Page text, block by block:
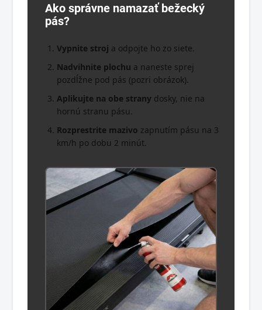
Ako správne namazať bežecký
pás?
Vypnite stroj a odpojte ho zo siete.
Nadvihnite plochu a naneste sprej
pozdĺžne pod pás (pozri obrázok).
Aplikujte na obe strany dosky, nie na
hornú stranu pásu.
Rozprestrite mazivo zapnutím pásu na 3
km/h po dobu 2 minút.